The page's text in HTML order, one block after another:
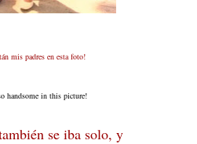
mis padres en esta foto!
handsome in this picture!
se iba solo, y